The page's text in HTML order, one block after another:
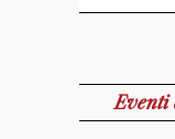
Eventi